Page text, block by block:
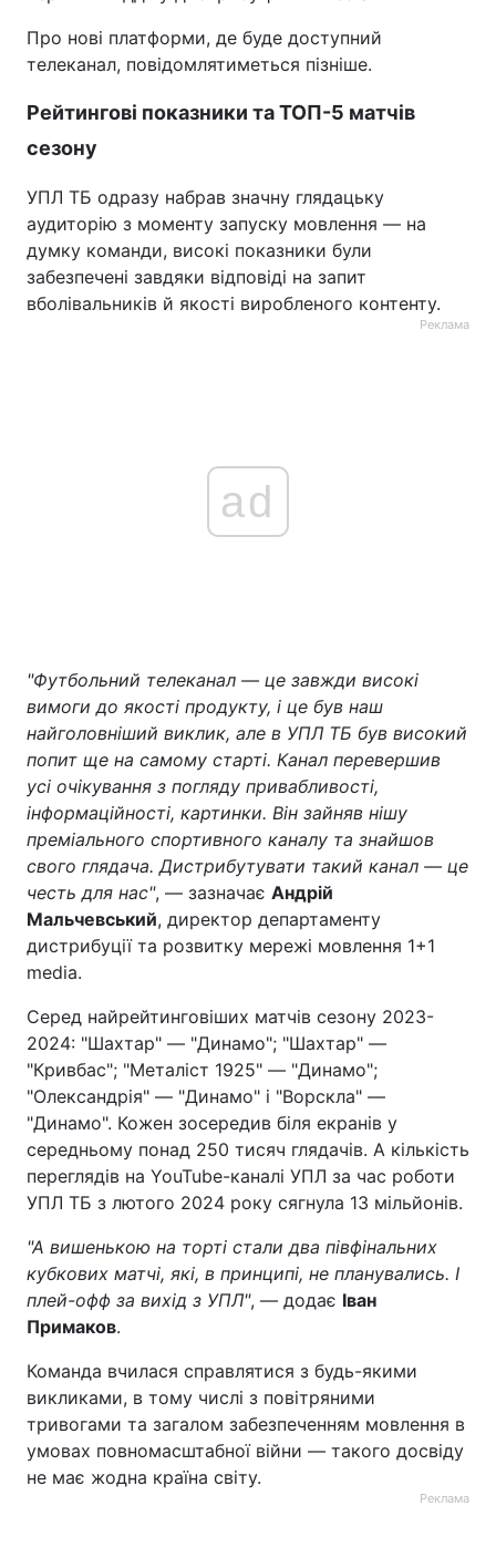
Про нові платформи, де буде доступний
телеканал, повідомлятиметься пізніше.
Рейтингові показники та ТОП-5 матчів
сезону
УПЛ ТБ одразу набрав значну глядацьку
аудиторію з моменту запуску мовлення — на
думку команди, високі показники були
забезпечені завдяки відповіді на запит
вболівальників й якості виробленого контенту.
Реклама
ad
"Футбольний телеканал — це завжди високі
вимоги до якості продукту, і це був наш
найголовніший виклик, але в УПЛ ТБ був високий
попит ще на самому старті. Канал перевершив
усі очікування з погляду привабливості,
інформаційності, картинки. Він зайняв нішу
преміального спортивного каналу та знайшов
свого глядача. Дистрибутувати такий канал — це
честь для нас", — зазначає Андрій
Мальчевський, директор департаменту
дистрибуції та розвитку мережі мовлення 1+1
media.
Серед найрейтинговіших матчів сезону 2023-
2024: "Шахтар" — "Динамо"; "Шахтар" —
"Кривбас"; "Металіст 1925" — "Динамо";
"Олександрія" — "Динамо" і "Ворскла" —
"Динамо". Кожен зосередив біля екранів у
середньому понад 250 тисяч глядачів. А кількість
переглядів на YouTube-каналі УПЛ за час роботи
УПЛ ТБ з лютого 2024 року сягнула 13 мільйонів.
"А вишенькою на торті стали два півфінальних
кубкових матчі, які, в принципі, не планувались. І
плей-офф за вихід з УПЛ", — додає Іван
Примаков.
Команда вчилася справлятися з будь-якими
викликами, в тому числі з повітряними
тривогами та загалом забезпеченням мовлення в
умовах повномасштабної війни — такого досвіду
не має жодна країна світу.
Реклама